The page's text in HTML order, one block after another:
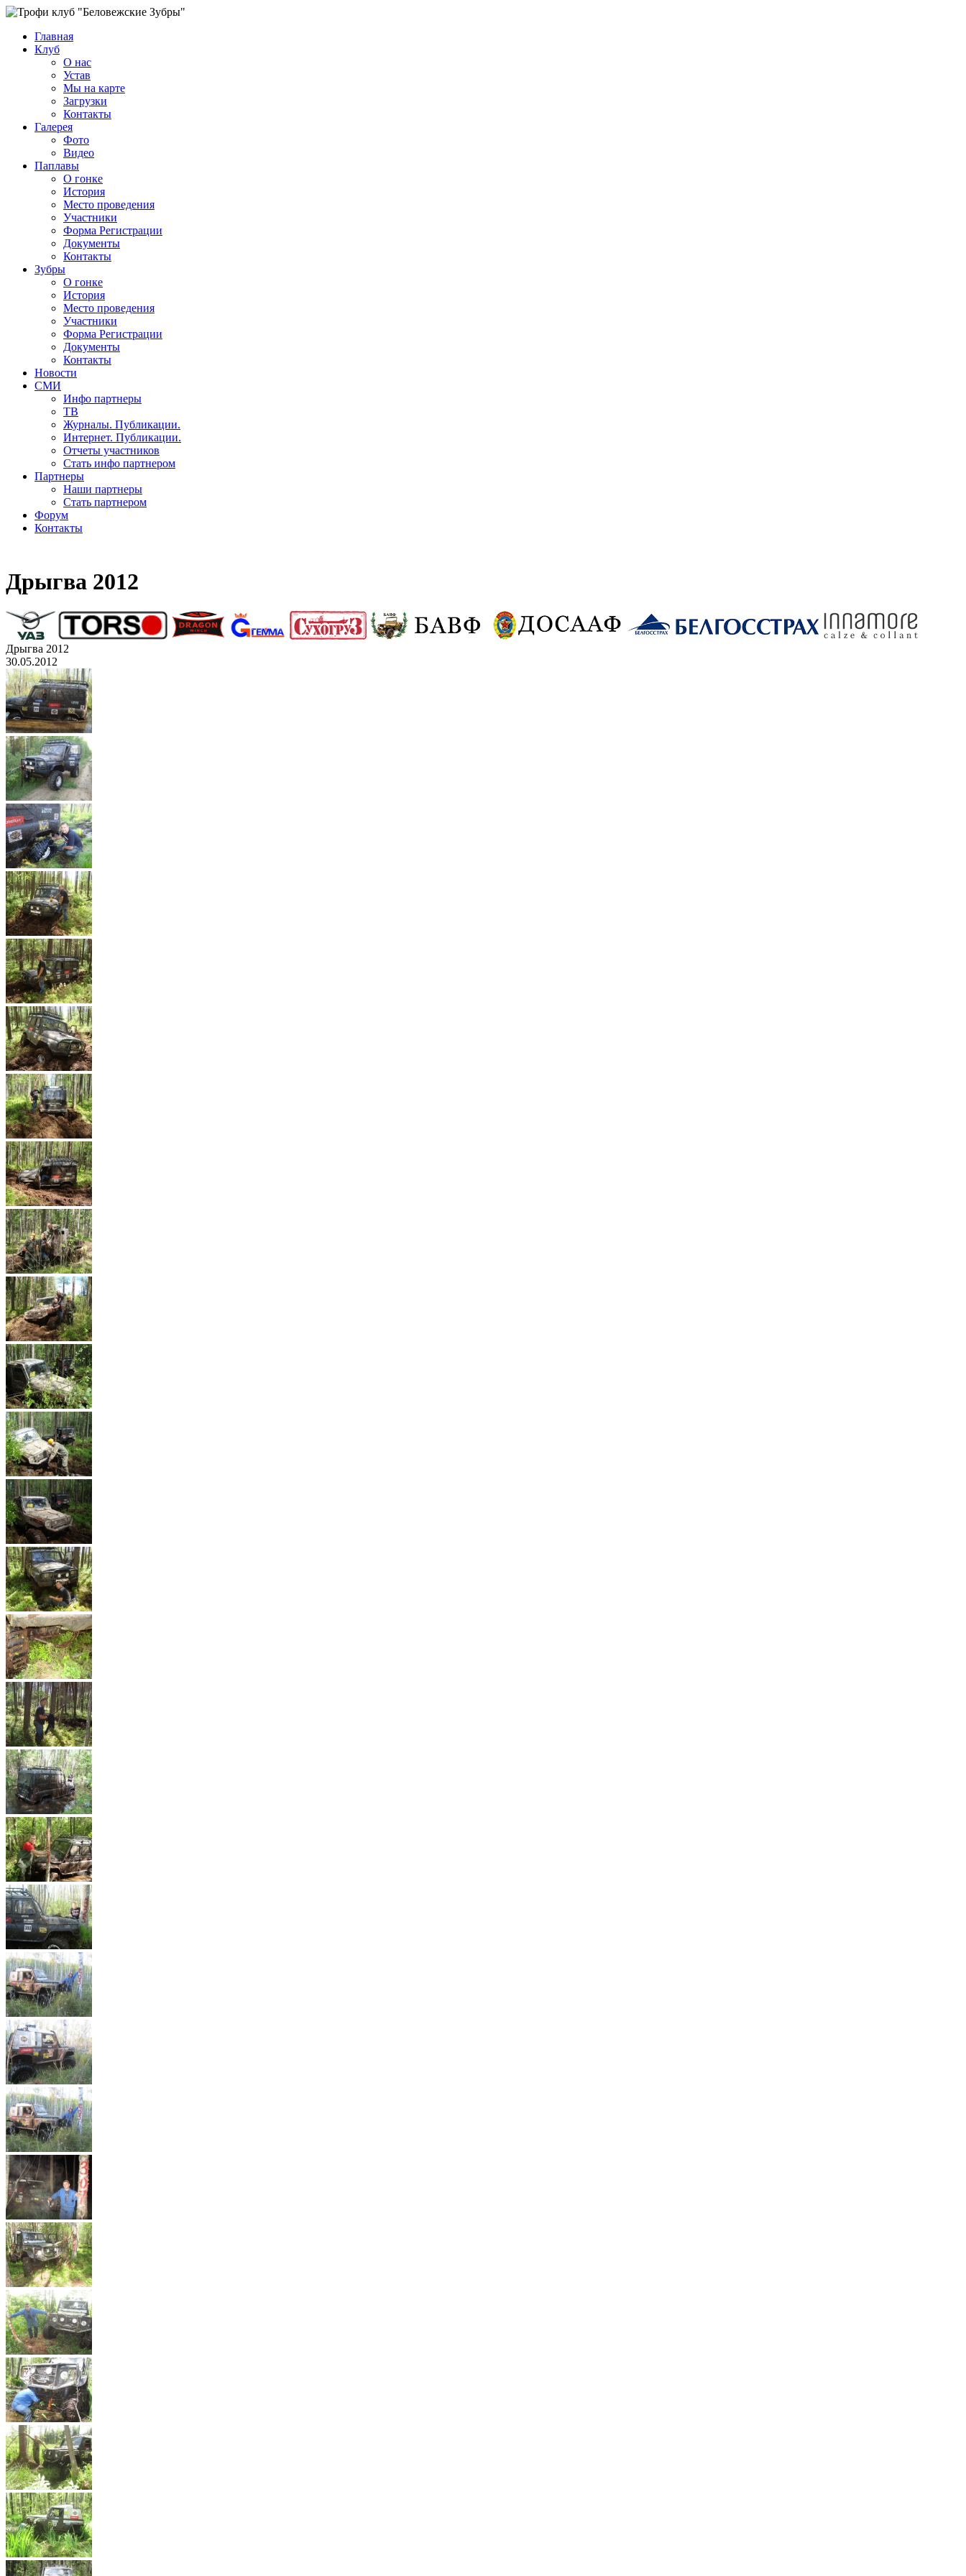
Главная
Клуб
О нас
Устав
Мы на карте
Загрузки
Контакты
Галерея
Фото
Видео
Паплавы
О гонке
История
Место проведения
Участники
Форма Регистрации
Документы
Контакты
Зубры
О гонке
История
Место проведения
Участники
Форма Регистрации
Документы
Контакты
Новости
СМИ
Инфо партнеры
ТВ
Журналы. Публикации.
Интернет. Публикации.
Отчеты участников
Стать инфо партнером
Партнеры
Наши партнеры
Стать партнером
Форум
Контакты
Дрыгва 2012
Дрыгва 2012
30.05.2012